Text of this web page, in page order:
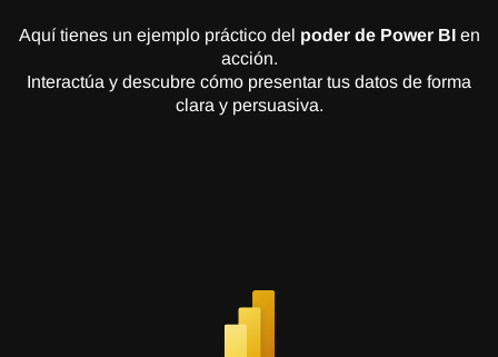
Aquí tienes un ejemplo práctico del poder de Power BI en
acción.
Interactúa y descubre cómo presentar tus datos de forma
clara y persuasiva.